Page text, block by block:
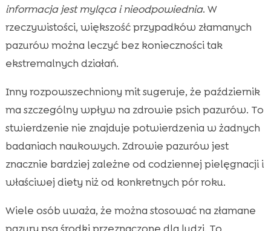
informacja jest myląca i nieodpowiednia. W
rzeczywistości, większość przypadków złamanych
pazurów można leczyć bez konieczności tak
ekstremalnych działań.
Inny rozpowszechniony mit sugeruje, że październik
ma szczególny wpływ na zdrowie psich pazurów. To
stwierdzenie nie znajduje potwierdzenia w żadnych
badaniach naukowych. Zdrowie pazurów jest
znacznie bardziej zależne od codziennej pielęgnacji i
właściwej diety niż od konkretnych pór roku.
Wiele osób uważa, że można stosować na złamane